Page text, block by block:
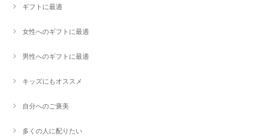
ギフトに最適
女性へのギフトに最適
男性へのギフトに最適
キッズにもオススメ
自分へのご褒美
多くの人に配りたい